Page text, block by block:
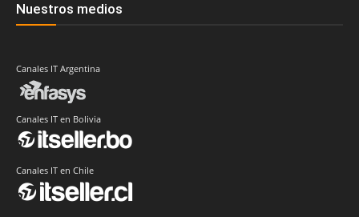
Nuestros medios
Canales IT Argentina
Canales IT en Bolivia
Canales IT en Chile